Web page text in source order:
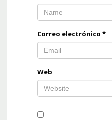
Correo electrónico *
Web